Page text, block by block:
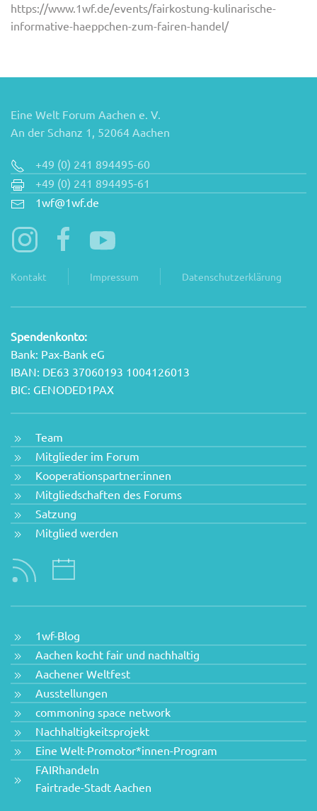
https://www.1wf.de/events/fairkostung-kulinarische-
informative-haeppchen-zum-fairen-handel/
Eine Welt Forum Aachen e. V.
An der Schanz 1, 52064 Aachen
+49 (0) 241 894495-60
+49 (0) 241 894495-61
1wf@1wf.de
Kontakt Impressum Datenschutzerklärung
Spendenkonto:
Bank: Pax-Bank eG
IBAN: DE63 37060193 1004126013
BIC: GENODED1PAX
Team
Mitglieder im Forum
Kooperationspartner:innen
Mitgliedschaften des Forums
Satzung
Mitglied werden
1wf-Blog
Aachen kocht fair und nachhaltig
Aachener Weltfest
Ausstellungen
commoning space network
Nachhaltigkeitsprojekt
Eine Welt-Promotor*innen-Program
FAIRhandeln
Fairtrade-Stadt Aachen